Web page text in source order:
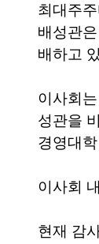
최대주
배성관
배하고
이사회
성관을
경영대
이사회
현재 감